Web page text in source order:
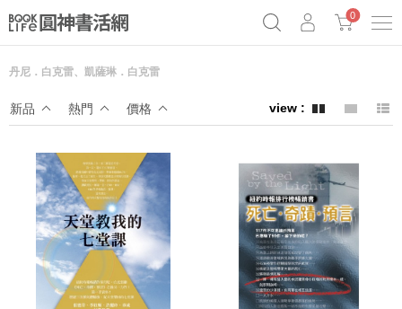
Netflix話題章魚小說！
0
丹尼．白克雷、凱薩琳．白克雷
新品 熱門 價格